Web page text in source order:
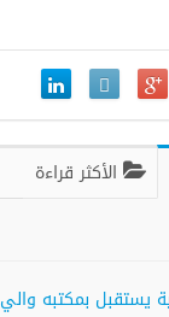
الأكثر قراءة
يستقبل بمكتبه والي